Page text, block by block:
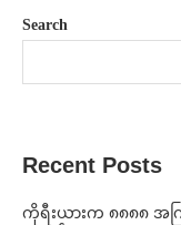
Search
Recent Posts
ကိုရီးယားက ၈၈၈၈